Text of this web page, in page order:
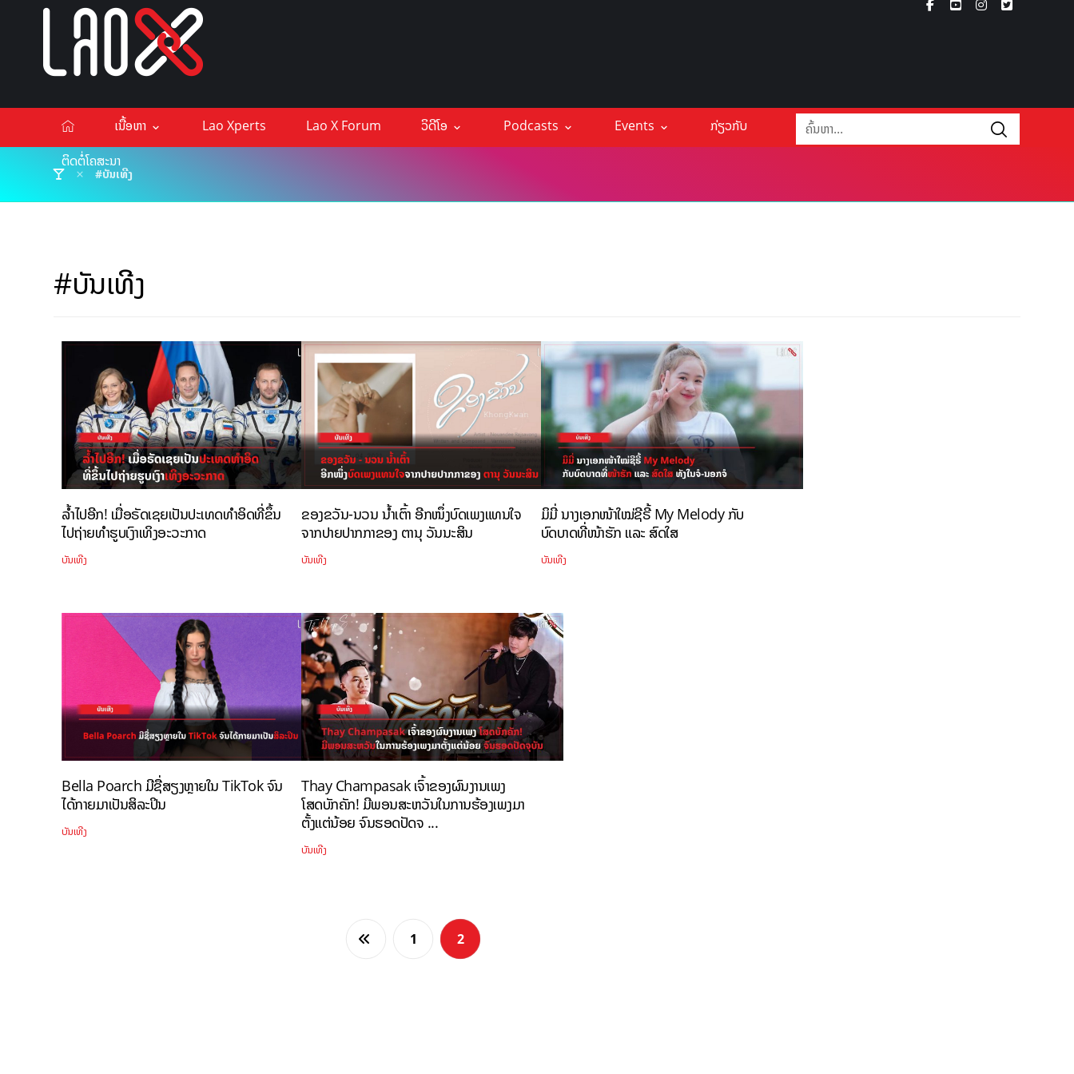
ເນື້ອຫາ Lao Xperts Lao X Forum ວິດີໂອ Podcasts Events
ກ່ຽວກັບ
ຕິດຕໍ່ໂຄສະນາ
#ບັນເທີງ
#ບັນເທີງ
ລ້ຳໄປອີກ! ເມື່ອຣັດເຊຍເປັນປະເທດທຳອິດທີ່ຂຶ້ນ
ໄປຖ່າຍທຳຮູບເງົາເທິງອະວະກາດ
ບັນເທີງ
ຂອງຂວັນ-ນວນ ນ້ຳເຕົ້າ ອີກໜຶ່ງບົດເພງແທນໃຈ
ຈາກປາຍປາກກາຂອງ ຕານຸ ວັນນະສິນ
ບັນເທີງ
ມິມີ່ ນາງເອກໜ້າໃໝ່ຊີຣີ້ My Melody ກັບ
ບົດບາດທີ່ໜ້າຮັກ ແລະ ສົດໃສ
ບັນເທີງ
Bella Poarch ມີຊື່ສຽງຫຼາຍໃນ TikTok ຈົນ
ໄດ້ກາຍມາເປັນສິລະປິນ
ບັນເທີງ
Thay Champasak ເຈົ້າຂອງຜົນງານເພງ
ໂສດບັກຄັກ! ມີພອນສະຫວັນໃນການຮ້ອງເພງມາ
ຕັ້ງແຕ່ນ້ອຍ ຈົນຮອດປັດຈ ...
ບັນເທີງ
1 2